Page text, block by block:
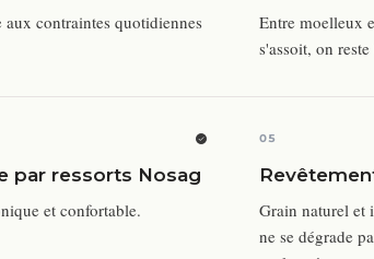
aux contraintes quotidiennes
Entre moelleux
s'assoit, on
par ressorts Nosag
et confortable.
05
Grain naturel et
ne se dégrade